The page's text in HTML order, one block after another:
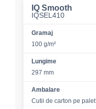
IQ Smooth
IQSEL410
Gramaj
100 g/m²
Lungime
297 mm
Ambalare
Cutii de carton pe palet